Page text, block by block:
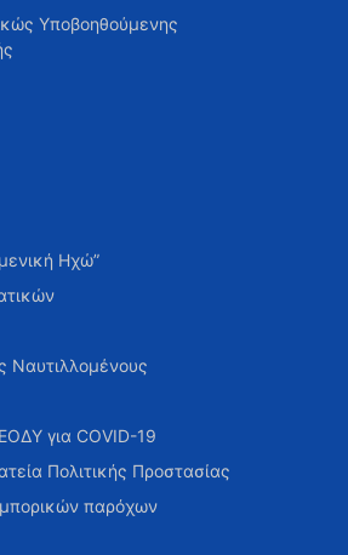
Υποβοηθούμενης
Ηχώ”
Ναυτιλλομένους
για COVID-19
Πολιτικής Προστασίας
παρόχων